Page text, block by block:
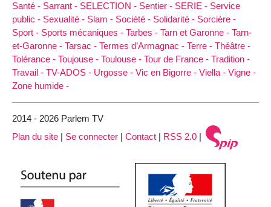
Santé - Sarrant - SELECTION - Sentier - SERIE - Service
public - Sexualité - Slam - Société - Solidarité - Sorcière -
Sport - Sports mécaniques - Tarbes - Tarn et Garonne - Tarn-
et-Garonne - Tarsac - Termes d’Armagnac - Terre - Théâtre -
Tolérance - Toujouse - Toulouse - Tour de France - Tradition -
Travail - TV-ADOS - Urgosse - Vic en Bigorre - Viella - Vigne -
Zone humide -
2014 - 2026 Parlem TV
Plan du site | Se connecter | Contact | RSS 2.0 |